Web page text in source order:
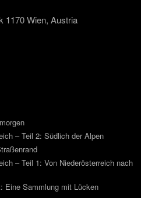
1170 Wien, Austria
– Teil 2: Südlich der Alpen
– Teil 1: Von Niederösterreich nach
Eine Sammlung mit Lücken